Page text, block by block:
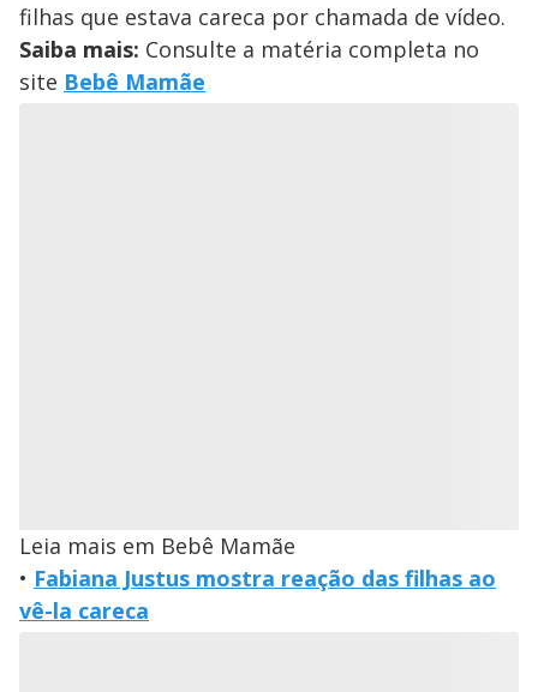
filhas que estava careca por chamada de vídeo.
Saiba mais: Consulte a matéria completa no
site Bebê Mamãe
Leia mais em Bebê Mamãe
• Fabiana Justus mostra reação das filhas ao
vê-la careca